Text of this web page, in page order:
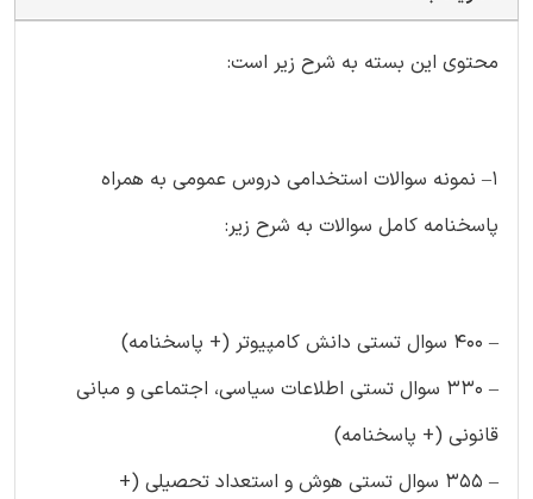
محتوی این بسته به شرح زیر است:
۱– نمونه سوالات استخدامی دروس عمومی به همراه
پاسخنامه کامل سوالات به شرح زیر:
– ۴۰۰ سوال تستی دانش کامپیوتر (+ پاسخنامه)
– ۳۳۰ سوال تستی اطلاعات سیاسی، اجتماعی و مبانی
قانونی (+ پاسخنامه)
– ۳۵۵ سوال تستی هوش و استعداد تحصیلی (+